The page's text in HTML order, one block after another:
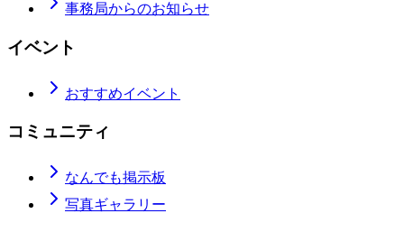
事務局からのお知らせ
イベント
おすすめイベント
コミュニティ
なんでも掲示板
写真ギャラリー